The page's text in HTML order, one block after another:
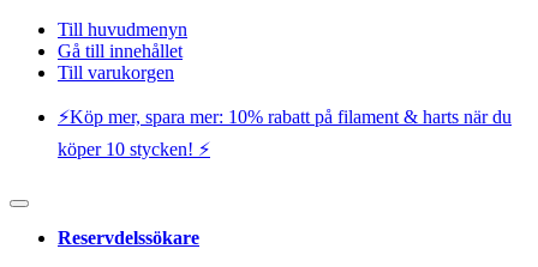
Till huvudmenyn
Gå till innehållet
Till varukorgen
⚡️Köp mer, spara mer: 10% rabatt på filament & harts när du
köper 10 stycken! ⚡️
Reservdelssökare